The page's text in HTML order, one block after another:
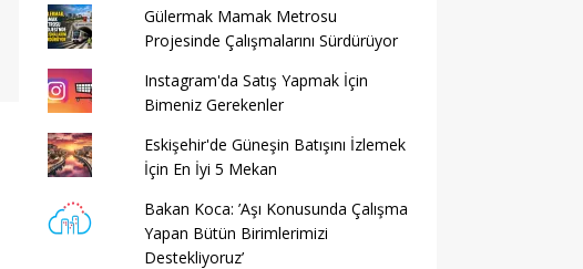
Gülermak Mamak Metrosu
Projesinde Çalışmalarını Sürdürüyor
Instagram'da Satış Yapmak İçin
Bimeniz Gerekenler
Eskişehir'de Güneşin Batışını İzlemek
İçin En İyi 5 Mekan
Bakan Koca: ’Aşı Konusunda Çalışma
Yapan Bütün Birimlerimizi
Destekliyoruz’